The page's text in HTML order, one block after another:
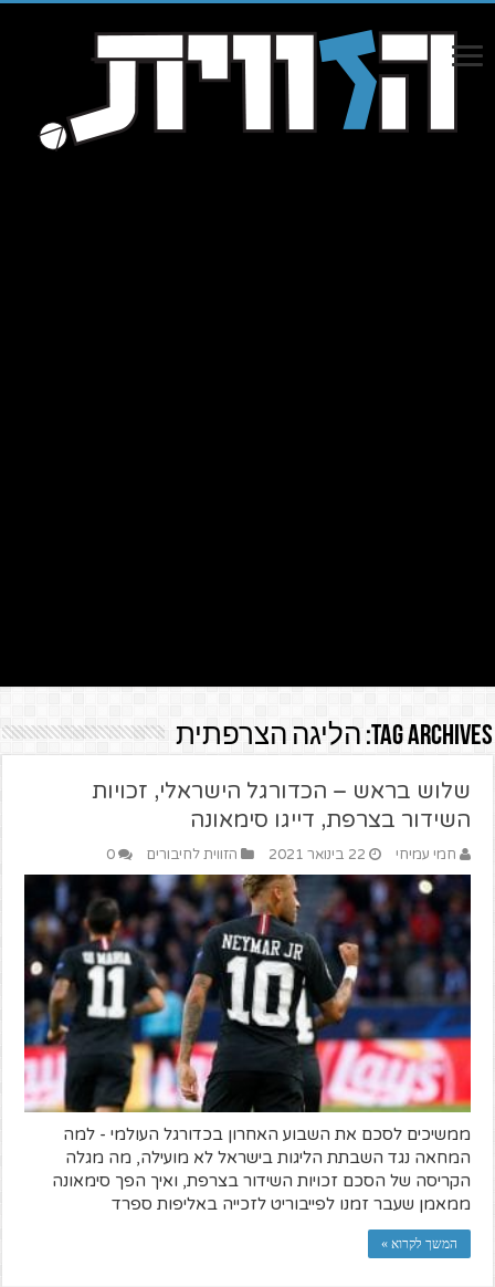
Tag Archives: הליגה הצרפתית
שלוש בראש – הכדורגל הישראלי, זכויות
השידור בצרפת, דייגו סימאונה
חמי עמיחי 22 בינואר 2021 הזווית לחיבורים 0
ממשיכים לסכם את השבוע האחרון בכדורגל העולמי - למה
המחאה נגד השבתת הליגות בישראל לא מועילה, מה מגלה
הקריסה של הסכם זכויות השידור בצרפת, ואיך הפך סימאונה
ממאמן שעבר זמנו לפייבוריט לזכייה באליפות ספרד
המשך לקרוא »